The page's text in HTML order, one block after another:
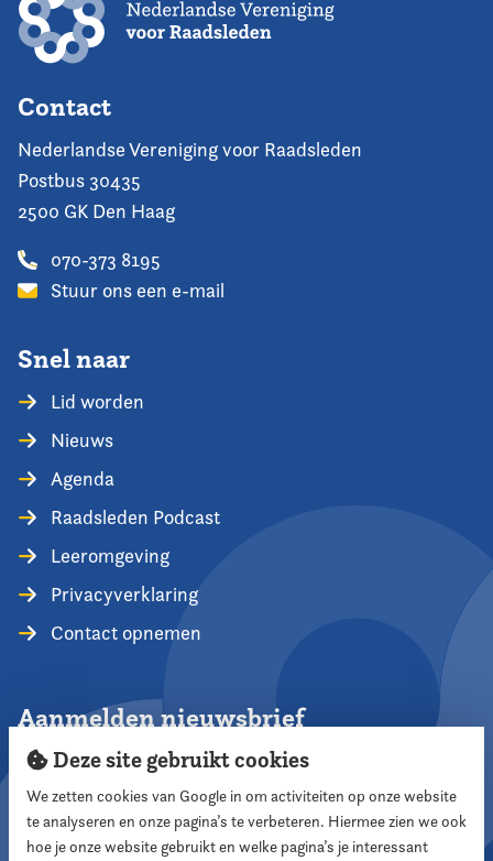
Contact
Nederlandse Vereniging voor Raadsleden
Postbus 30435
2500 GK Den Haag
070-373 8195
Stuur ons een e-mail
Snel naar
Lid worden
Nieuws
Agenda
Raadsleden Podcast
Leeromgeving
Privacyverklaring
Contact opnemen
Aanmelden nieuwsbrief
Aanmelden
Deze site gebruikt cookies
We zetten cookies van Google in om activiteiten op onze website
te analyseren en onze pagina’s te verbeteren. Hiermee zien we ook
hoe je onze website gebruikt en welke pagina’s je interessant